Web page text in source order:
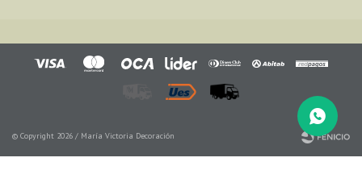
© Copyright 2026 / María Victoria Decoración